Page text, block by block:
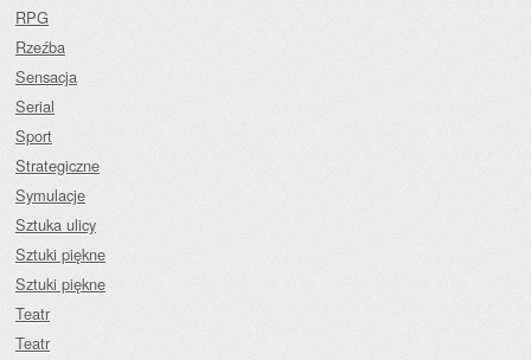
RPG
Rzeźba
Sensacja
Serial
Sport
Strategiczne
Symulacje
Sztuka ulicy
Sztuki piękne
Sztuki piękne
Teatr
Teatr